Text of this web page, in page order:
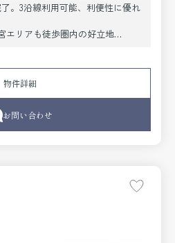
。3沿線利用可能、利便性に優れ
リアも徒歩圏内の好立地
ー付インターホン・宅配ボック
らしをサポート。
物件詳細
お問い合わせ